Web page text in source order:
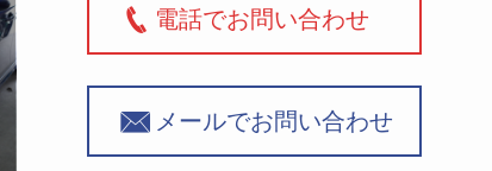
電話でお問い合わせ
メールでお問い合わせ